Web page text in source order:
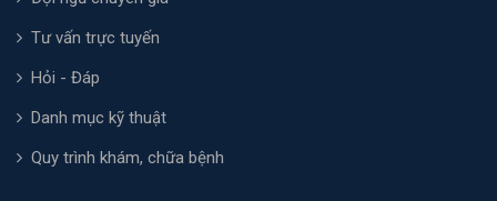
Tư vấn trực tuyến
Hỏi - Đáp
Danh mục kỹ thuật
Quy trình khám, chữa bệnh